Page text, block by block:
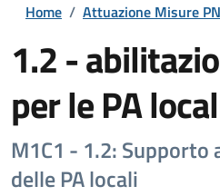
Home / Attuazione Misure
1.2 -
per le PA
M1C1 - 1.2:
delle PA locali